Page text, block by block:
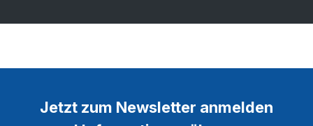
Jetzt zum Newsletter anmelden